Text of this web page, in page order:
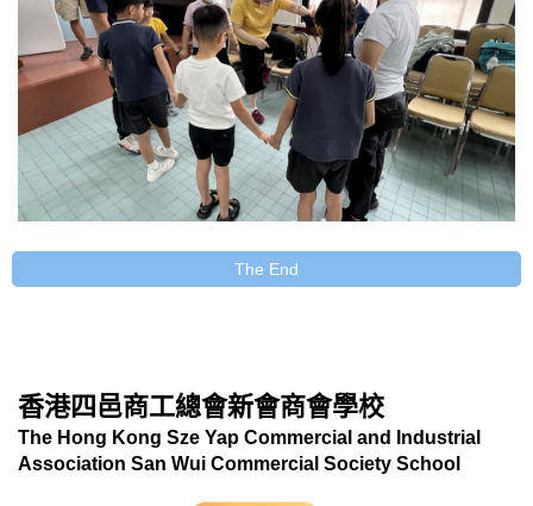
The End
香港四邑商工總會新會商會學校
The Hong Kong Sze Yap Commercial and Industrial
Association San Wui Commercial Society School